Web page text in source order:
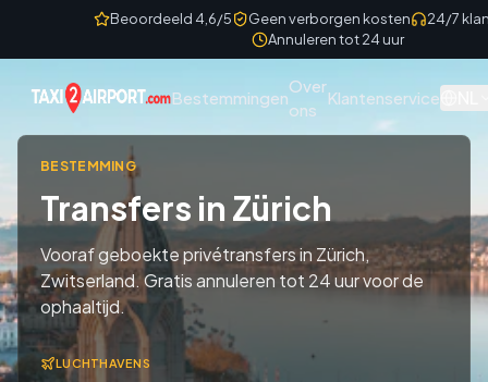
Skip to contentBeoordeeld 4,6/5 Geen verborgen kosten
24/7
Annuleren tot 24 uur
Bestemmingen
Over
ons
Klantenservice
BESTEMMING
Transfers in Zürich
Vooraf geboekte privétransfers in Zürich,
Zwitserland. Gratis annuleren tot 24 uur voor de
ophaaltijd.
LUCHTHAVENS